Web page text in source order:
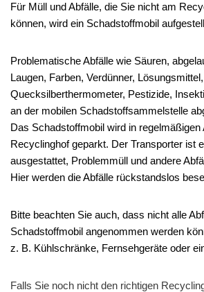
Für Müll und Abfälle, die Sie nicht am
können, wird ein Schadstoffmobil
Problematische Abfälle wie Säuren,
Laugen, Farben, Verdünner, Lösungsmittel,
Quecksilberthermometer, Pestizide,
an der mobilen Schadstoffsammelstelle
Das Schadstoffmobil wird in regelmäßigen
Recyclinghof geparkt. Der Transporter ist
ausgestattet, Problemmüll und andere
Hier werden die Abfälle rückstandslos
Bitte beachten Sie auch, dass nicht alle
Schadstoffmobil angenommen werden
z. B. Kühlschränke, Fernsehgeräte oder
Falls Sie noch nicht den richtigen